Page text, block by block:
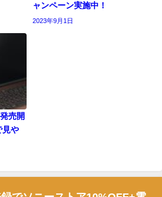
ャンペーン実施中！
2023年9月1日
売開
見や